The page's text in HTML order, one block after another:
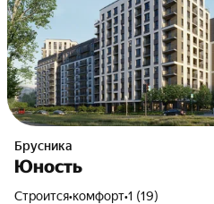
Брусника
Юность
Строится•комфорт•1 (19)